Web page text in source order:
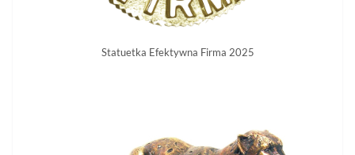
Statuetka Efektywna Firma 2025